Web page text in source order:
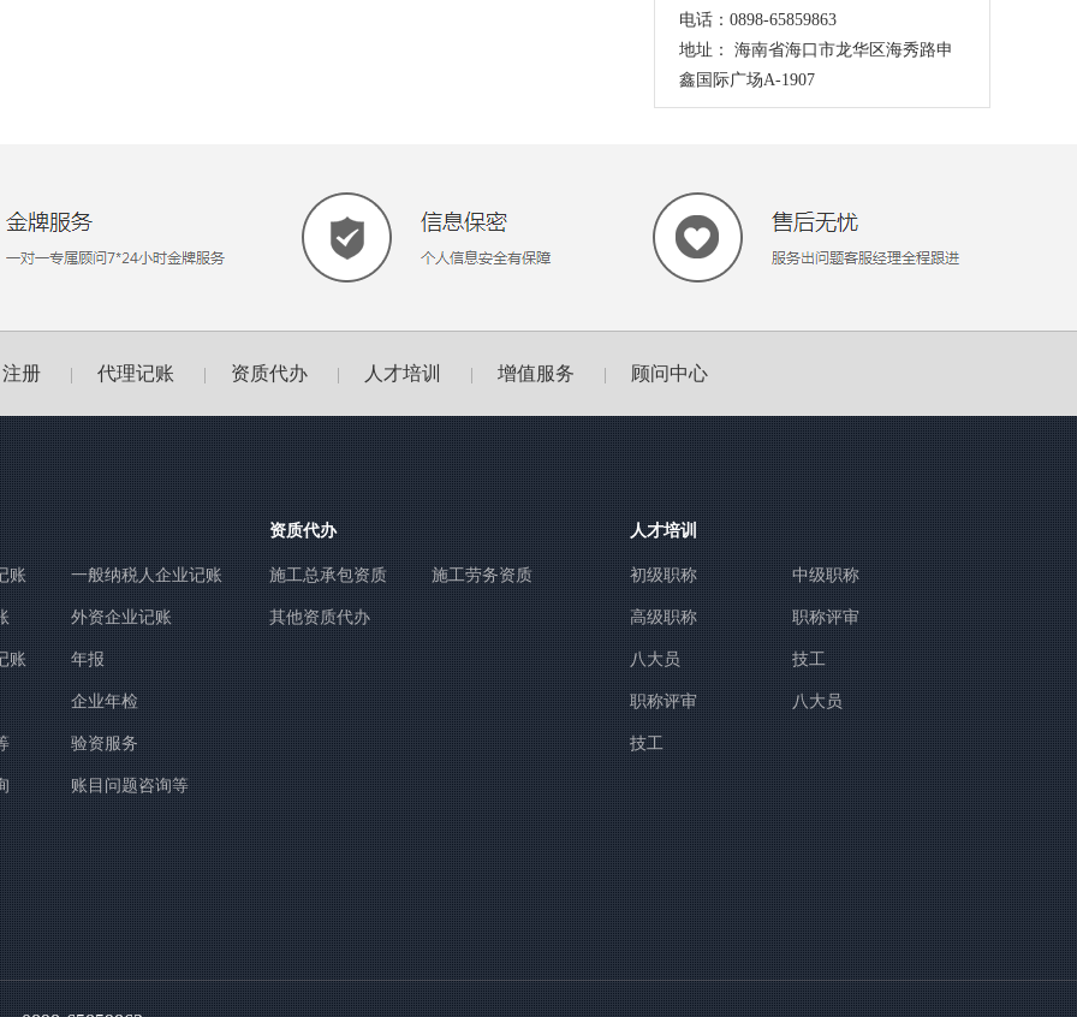
电话：0898-65859863
地址： 海南省海口市龙华区海秀路申
鑫国际广场A-1907
册 代理记账 资质代办 人才培训 增值服务 顾问中心
账 一般纳税人企业记账
外资企业记账
账 年报
企业年检
验资服务
账目问题咨询等
资质代办
施工总承包资质 施工劳务资质
其他资质代办
人才培训
初级职称 中级职称
高级职称 职称评审
八大员 技工
职称评审 八大员
技工